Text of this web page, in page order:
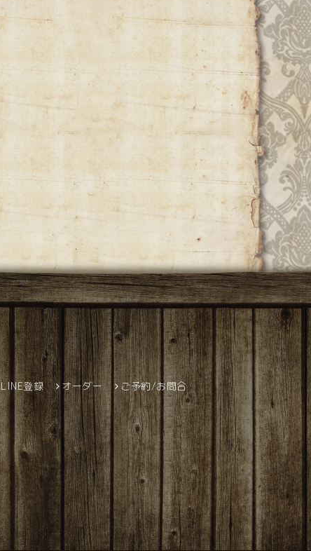
LINE登録 オーダー ご予約/お問合